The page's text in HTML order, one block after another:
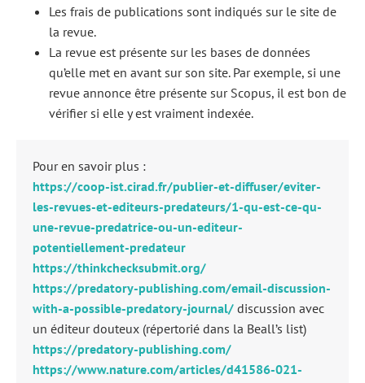
Les frais de publications sont indiqués sur le site de
la revue.
La revue est présente sur les bases de données
qu’elle met en avant sur son site. Par exemple, si une
revue annonce être présente sur Scopus, il est bon de
vérifier si elle y est vraiment indexée.
Pour en savoir plus :
https://coop-ist.cirad.fr/publier-et-diffuser/eviter-
les-revues-et-editeurs-predateurs/1-qu-est-ce-qu-
une-revue-predatrice-ou-un-editeur-
potentiellement-predateur
https://thinkchecksubmit.org/
https://predatory-publishing.com/email-discussion-
with-a-possible-predatory-journal/ discussion avec
un éditeur douteux (répertorié dans la Beall’s list)
https://predatory-publishing.com/
https://www.nature.com/articles/d41586-021-